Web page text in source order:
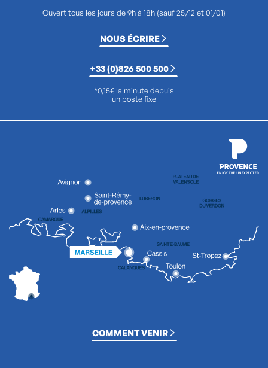
Ouvert tous les jours de 9h à 18h (sauf 25/12 et 01/01)
NOUS ÉCRIRE
+33 (0)826 500 500
*0,15€ la minute depuis
un poste fixe
COMMENT VENIR